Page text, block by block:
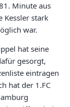
Minute aus
Kessler stark
war.
hat seine
gesorgt,
eintragen
hat der 1.FC